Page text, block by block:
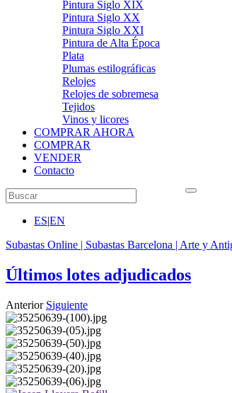
Pintura Siglo XIX
Pintura Siglo XX
Pintura Siglo XXI
Pintura de Alta Época
Plata
Plumas estilográficas
Relojes
Relojes de sobremesa
Tejidos
Vinos y licores
COMPRAR AHORA
COMPRAR
VENDER
Contacto
ES|EN
Subastas Online | Subastas Barcelona | Arte y
Últimos lotes adjudicados
Anterior Siguiente